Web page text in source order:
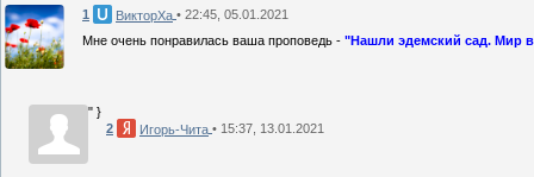
1 ВикторХа • 22:45, 05.01.2021
Мне очень понравилась ваша проповедь - "Нашли эдемский сад. Мир
" }
2
Игорь-Чита • 15:37, 13.01.2021